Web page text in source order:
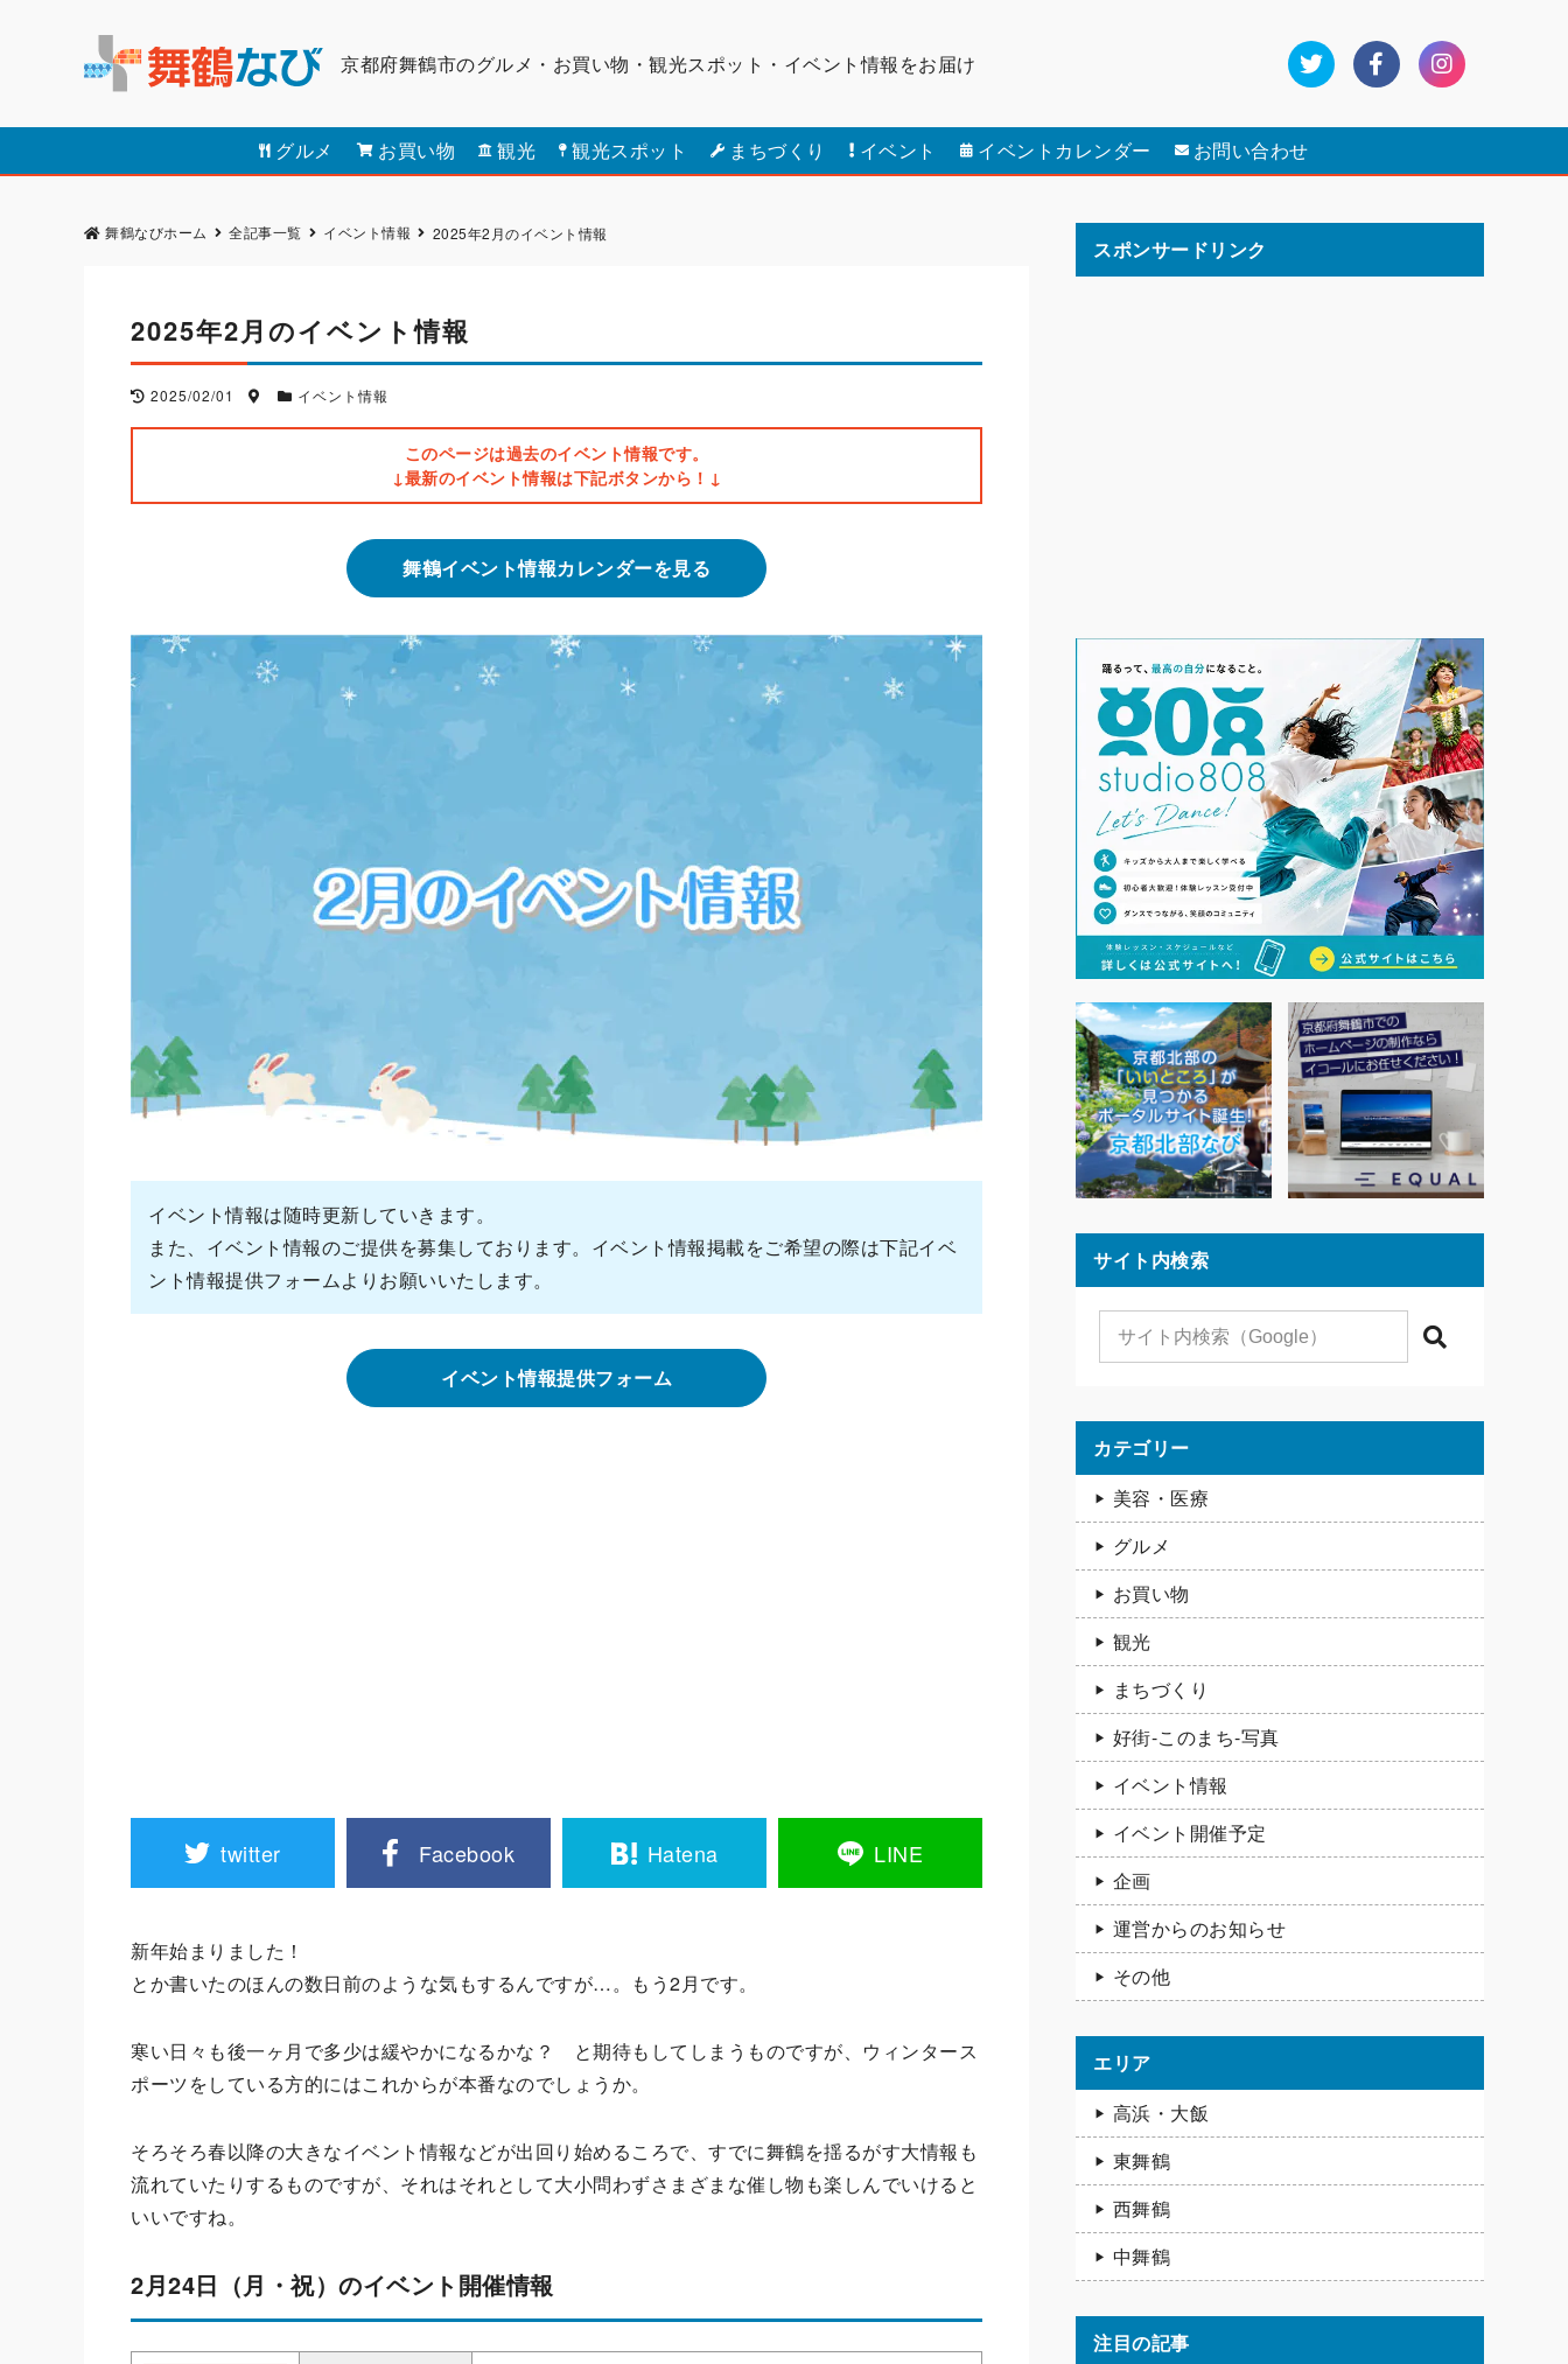
京都府舞鶴市のグルメ・お買い物・観光スポット・ イベント情報をお届け
グルメ お買い物 観光 観光スポット まちづくり イベント イベントカレンダー お問い合わせ
舞鶴なびホーム 全記事一覧 イベント情報 2025年2月のイベント情報
2025年2月のイベント情報
2025/02/01 イベント情報
このページは過去のイベント情報です。
↓最新のイベント情報は下記ボタンから！↓
舞鶴イベント情報カレンダーを見る
イベント情報は随時更新していきます。
また、イベント情報のご提供を募集しております。イベント情報掲載をご希望の際は下記イベ
ント情報提供フォームよりお願いいたします。
イベント情報提供フォーム
twitter Facebook Hatena LINE
新年始まりました！
とか書いたのほんの数日前のような気もするんですが…。もう2月です。
寒い日々も後一ヶ月で多少は緩やかになるかな？ と期待もしてしまうものですが、ウィンタース
ポーツをしている方的にはこれからが本番なのでしょうか。
そろそろ春以降の大きなイベント情報などが出回り始めるころで、すでに舞鶴を揺るがす大情報も
流れていたりするものですが、それはそれとして大小問わずさまざまな催し物も楽しんでいけると
いいですね。
2月24日（月・祝）のイベント開催情報
スポンサードリンク
サイト内検索
検索
カテゴリー
美容・医療
グルメ
お買い物
観光
まちづくり
好街-このまち-写真
イベント情報
イベント開催予定
企画
運営からのお知らせ
その他
エリア
高浜・大飯
東舞鶴
西舞鶴
中舞鶴
注目の記事